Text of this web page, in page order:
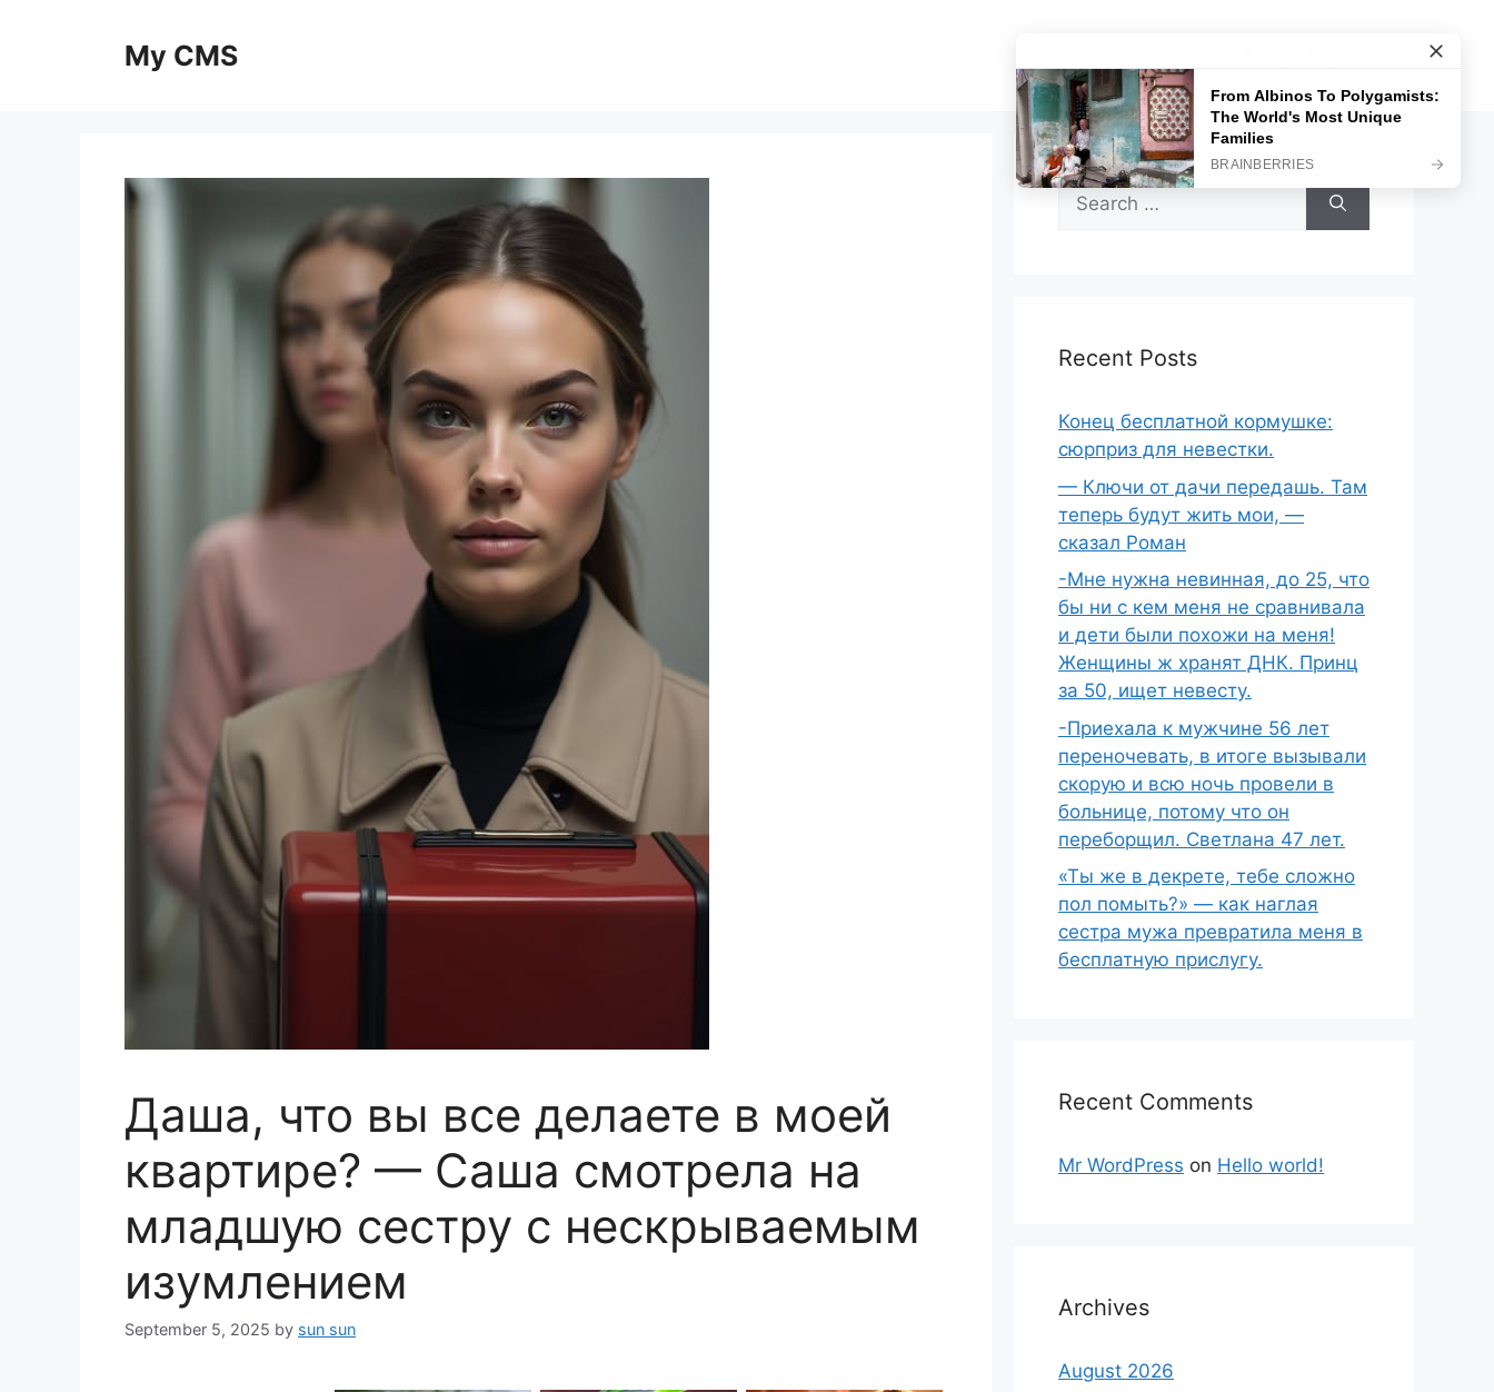
My CMS
Даша, что вы все делаете в моей
квартире? — Саша смотрела на
младшую сестру с нескрываемым
изумлением
September 5, 2025 by sun sun
Search
for:
Recent Posts
Конец бесплатной кормушке:
сюрприз для невестки.
— Ключи от дачи передашь. Там
теперь будут жить мои, —
сказал Роман
-Мне нужна невинная, до 25, что
бы ни с кем меня не сравнивала
и дети были похожи на меня!
Женщины ж хранят ДНК. Принц
за 50, ищет невесту.
-Приехала к мужчине 56 лет
переночевать, в итоге вызывали
скорую и всю ночь провели в
больнице, потому что он
переборщил. Светлана 47 лет.
«Ты же в декрете, тебе сложно
пол помыть?» — как наглая
сестра мужа превратила меня в
бесплатную прислугу.
Recent Comments
Mr WordPress on Hello world!
Archives
August 2026